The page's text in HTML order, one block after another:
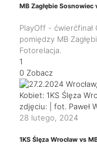
MB Zagłębie Sosnowiec
PlayOff -
pomiędzy MB
Fotorelacja.
1
0 Zobacz
28 lutego, 2024
1KS Ślęza Wrocław vs